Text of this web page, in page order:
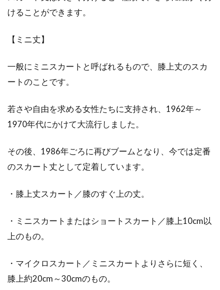
おしゃれで着心地のいいカットソー
いる長袖カットソー。子供におしゃれをさせた
ストールは結婚式の必須アイテム！
結婚式に招待されるのは嬉しいものですね。結
合える素...
秋冬のレディースファッションにおける主役と
けることができます。
【ミニ丈】
一般にミニスカートと呼ばれるもので、膝上丈のスカ
ートのことです。
若さや自由を求める女性たちに支持され、1962年～
1970年代にかけて大流行しました。
その後、1986年ごろに再びブームとなり、今では定番
のスカート丈として定着しています。
・膝上丈スカート／膝のすぐ上の丈。
・ミニスカートまたはショートスカート／膝上10cm以
上のもの。
・マイクロスカート／ミニスカートよりさらに短く、
膝上約20cm～30cmのもの。